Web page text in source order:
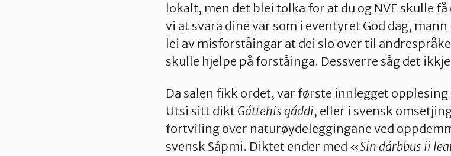
lokalt, men det blei tolka for at du og NVE skulle
vi at svara dine var som i eventyret God dag,
lei av misforståingar at dei slo over til
skulle hjelpe på forståinga. Dessverre såg det
Da salen fikk ordet, var første innlegget opplesing
Utsi sitt dikt Gáttehis gáddi, eller i svensk
fortviling over naturøydeleggingane ved
svensk Sápmi. Diktet ender med «Sin dárbbus ii